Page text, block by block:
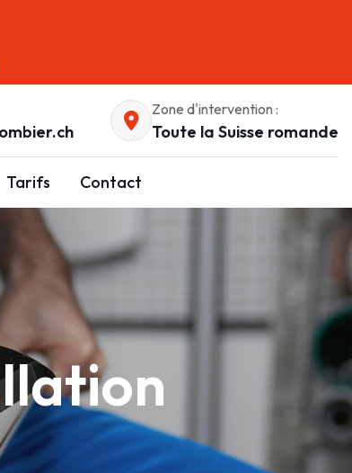
Zone d'intervention :
Toute la Suisse romande
Tarifs Contact